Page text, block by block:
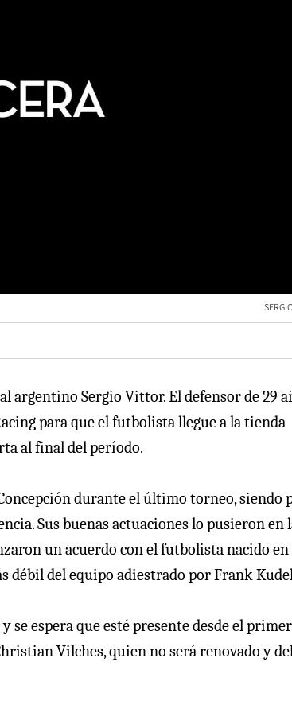
argentino Sergio Vittor. El defensor de 29
para que el futbolista llegue a la tienda
al final del período.
durante el último torneo, siendo
Sus buenas actuaciones lo pusieron en
un acuerdo con el futbolista nacido en
débil del equipo adiestrado por Frank
se espera que esté presente desde el
Vilches, quien no será renovado y